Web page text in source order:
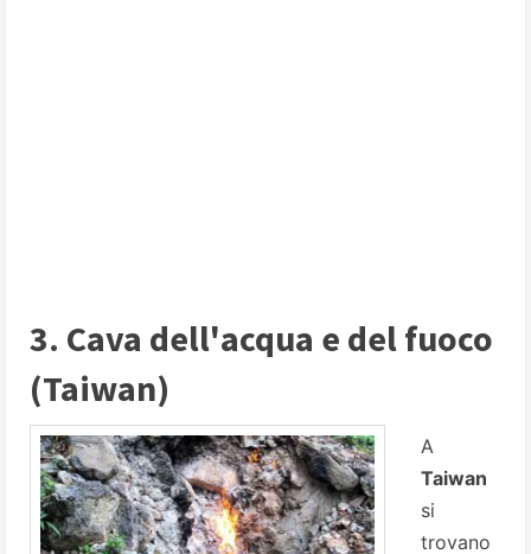
3. Cava dell'acqua e del fuoco
(Taiwan)
A
Taiwan
si
trovano